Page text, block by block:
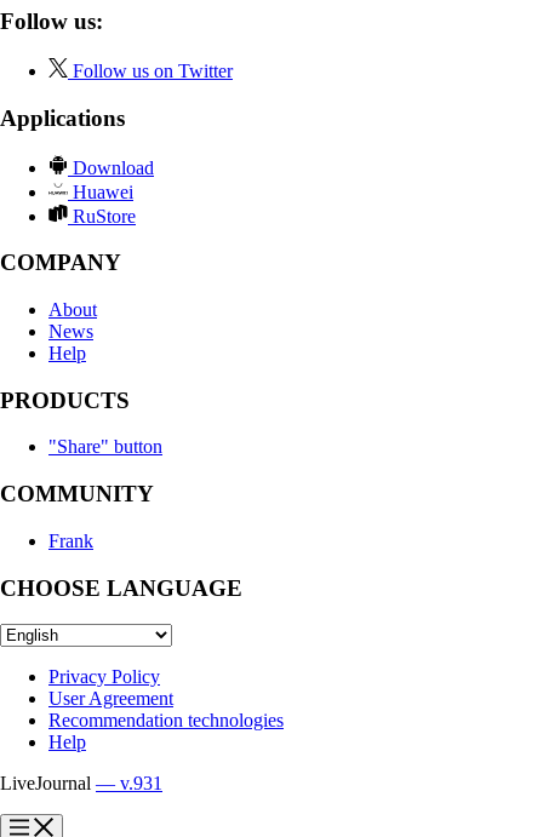
Follow us:
Follow us on Twitter
Applications
Download
Huawei
RuStore
COMPANY
About
News
Help
PRODUCTS
"Share" button
COMMUNITY
Frank
CHOOSE LANGUAGE
Privacy Policy
User Agreement
Recommendation technologies
Help
LiveJournal — v.931
?
?